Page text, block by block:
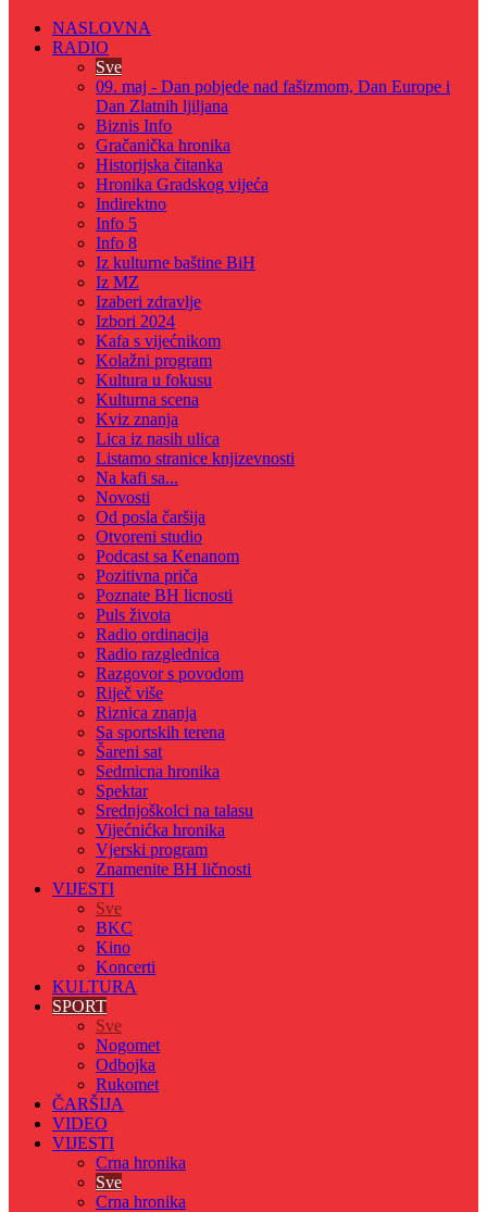
NASLOVNA
RADIO
Sve
09. maj - Dan pobjede nad fašizmom, Dan Europe i
Dan Zlatnih ljiljana
Biznis Info
Gračanička hronika
Historijska čitanka
Hronika Gradskog vijeća
Indirektno
Info 5
Info 8
Iz kulturne baštine BiH
Iz MZ
Izaberi zdravlje
Izbori 2024
Kafa s vijećnikom
Kolažni program
Kultura u fokusu
Kulturna scena
Kviz znanja
Lica iz nasih ulica
Listamo stranice knjizevnosti
Na kafi sa...
Novosti
Od posla čaršija
Otvoreni studio
Podcast sa Kenanom
Pozitivna priča
Poznate BH licnosti
Puls života
Radio ordinacija
Radio razglednica
Razgovor s povodom
Riječ više
Riznica znanja
Sa sportskih terena
Šareni sat
Sedmicna hronika
Spektar
Srednjoškolci na talasu
Vijećnićka hronika
Vjerski program
Znamenite BH ličnosti
VIJESTI
Sve
BKC
Kino
Koncerti
KULTURA
SPORT
Sve
Nogomet
Odbojka
Rukomet
ČARŠIJA
VIDEO
VIJESTI
Crna hronika
Sve
Crna hronika